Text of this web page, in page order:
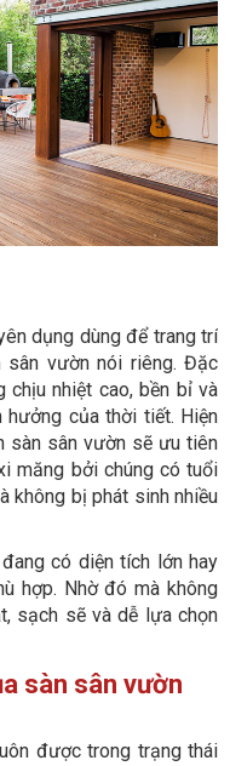
dụng dùng để trang trí
sân vườn nói riêng. Đặc
nhiệt cao, bền bỉ và
của thời tiết. Hiện
sàn sân vườn sẽ ưu tiên
măng bởi chúng có tuổi
không bị phát sinh nhiều
có diện tích lớn hay
hợp. Nhờ đó mà không
sạch sẽ và dễ lựa chọn
sàn sân vườn
được trong trạng thái